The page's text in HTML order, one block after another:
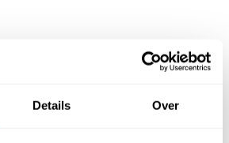
Details Over